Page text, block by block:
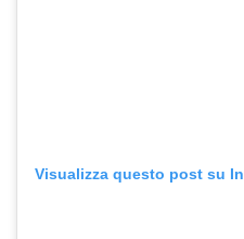
Visualizza questo post su